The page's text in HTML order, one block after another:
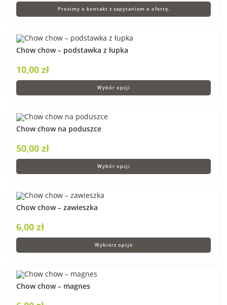
Prosimy o kontakt z zapytaniem o ofertę.
Chow chow – podstawka z łupka
10,00zł
Wybór opcji
Chow chow na poduszce
50,00zł
Wybór opcji
Chow chow – zawieszka
6,00zł
Wybierz opcje
Chow chow – magnes